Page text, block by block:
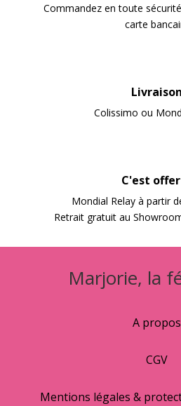
Commandez en toute
carte
Livraison
Colissimo ou
C'est
Mondial Relay à partir
Retrait gratuit au
Marjorie, la
A propos
CGV
Mentions légales &